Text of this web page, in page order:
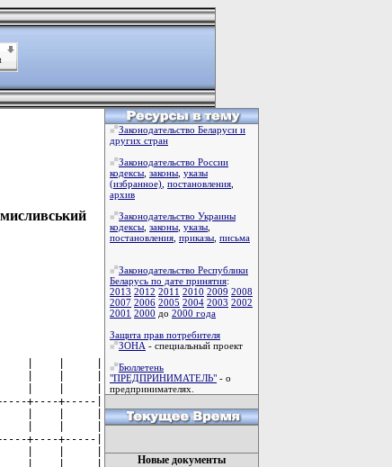
|    |    |    |    |    |     |   |    |    |    |   |    |    |     |
|та реконструкція  |    |    |    |    |    |    |    |     |   |    |    |    |   |    |    |     |
|житлового фонду   |    |    |    |    |    |    |    |     |   |    |    |    |   |    |    |     |
|------------------+----+----+----+----+----+----+----+-----+---+----+----+----+---+----+----+-----|
|Капітальний ремонт|2132|480 |    |    |    |    |    |     |   |    |    |    |   |    |    |     |
|та реконструкція  |    |    |    |    |    |    |    |     |   |    |    |    |   |    |    |     |
|адміністративних  |    |    |    |    |    |    |    |     |   |    |    |    |   |    |    |     |
|об'єктів          |    |    |    |    |    |    |    |     |   |    |    |    |   |    |    |     |
|------------------+----+----+----+----+----+----+----+-----+---+----+----+----+---+----+----+-----|
|Капітальний ремонт|2133|490 |    |    |    |    |    |     |   |    |    |    |   |    |    |     |
|та реконструкція  |    |    |    |    |    |    |    |     |   |    |    |    |   |    |    |     |
|інших об'єктів    |    |    |    |    |    |    |    |     |   |    |    |    |   |    |    |     |
|------------------+----+----+----+----+----+----+----+-----+---+----+----+----+---+----+----+-----|
|Реставрація       |2134|500 |    |    |    |    |    |     |   |    |    |    |   |    |    |     |
|пам'яток культури,|    |    |    |    |    |    |    |     |   |    |    |    |   |    |    |     |
|
Законодательство Беларуси и
других стран
Законодательство России
кодексы законы указы
(избранное) постановления
архив
Законодательство Украины
кодексы законы указы
постановления приказы письма
Законодательство Республики
Беларусь по дате принятия:
2013 2012 2011 2010 2009 2008
2007 2006 2005 2004 2003 2002
2001 2000 до 2000 года
Защита прав потребителя
ЗОНА - специальный проект
Бюллетень
"ПРЕДПРИНИМАТЕЛЬ" - о
предпринимателях.
Новые документы